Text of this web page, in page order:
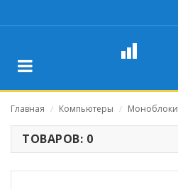
Главная / Компьютеры / Моноблоки
ТОВАРОВ: 0